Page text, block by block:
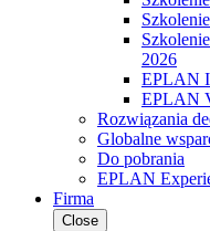
2026
EPLAN
EPLAN
Rozwiązania
Globalne
Do pobrania
EPLAN
Firma
Close